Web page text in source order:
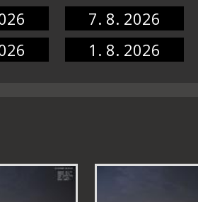
7. 8. 2026
1. 8. 2026